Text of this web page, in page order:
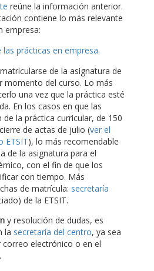
reúne la información anterior.
contiene lo más relevante
empresa:
las prácticas en empresa.
de la asignatura de
momento del curso. Lo más
una vez que la práctica esté
En los casos en que las
la práctica curricular, de 150
de actas de julio (ver el
ETSIT), lo más recomendable
de la asignatura para el
con el fin de que los
con tiempo. Más
de matrícula: secretaría
de la ETSIT.
y resolución de dudas, es
la secretaría del centro, ya sea
electrónico o en el